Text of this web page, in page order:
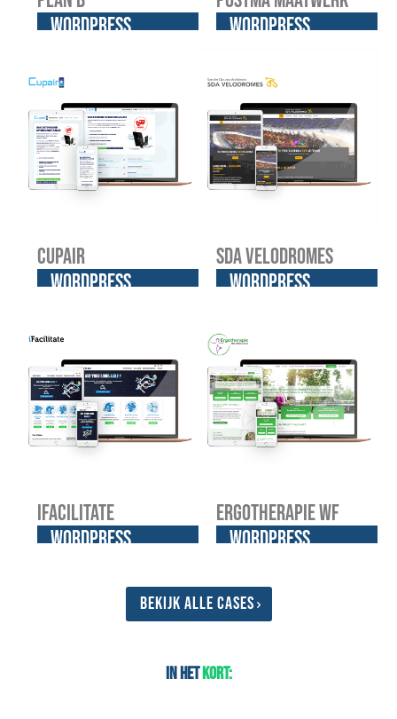
WordPress
WordPress
Cupair
WordPress
SDA Velodromes
WordPress
iFacilitate
WordPress
Ergotherapie WF
WordPress
Bekijk alle cases
In hetkort: